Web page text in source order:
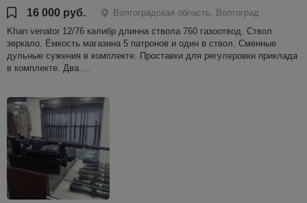
16 000 руб.
Волгоградская область, Волгоград
Khan venator 12/76 калибр длинна ствола 760 газоотвод. Ствол
зеркало. Ёмкость магазина 5 патронов и один в ствол. Сменные
дульные сужения в комплекте. Проставки для регулеровки приклада
в комплекте. Два ...